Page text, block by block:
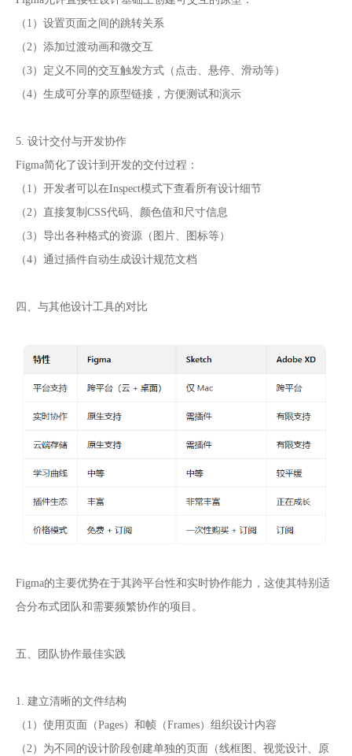
（1）设置页面之间的跳转关系
（2）添加过渡动画和微交互
（3）定义不同的交互触发方式（点击、悬停、滑动等）
（4）生成可分享的原型链接，方便测试和演示
5. 设计交付与开发协作
Figma简化了设计到开发的交付过程：
（1）开发者可以在Inspect模式下查看所有设计细节
（2）直接复制CSS代码、颜色值和尺寸信息
（3）导出各种格式的资源（图片、图标等）
（4）通过插件自动生成设计规范文档
四、与其他设计工具的对比
Figma的主要优势在于其跨平台性和实时协作能力，这使其特别适
合分布式团队和需要频繁协作的项目。
五、团队协作最佳实践
1. 建立清晰的文件结构
（1）使用页面（Pages）和帧（Frames）组织设计内容
（2）为不同的设计阶段创建单独的页面（线框图、视觉设计、原